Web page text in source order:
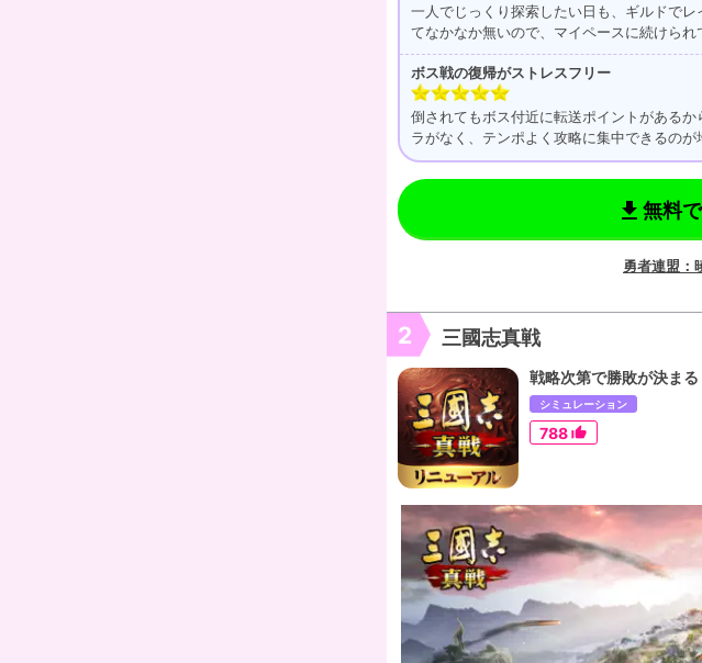
一人でじっくり探索したい日も、ギルドで
てなかなか無いので、マイペースに続けられ
ボス戦の復帰がストレスフリー
倒されてもボス付近に転送ポイントがある
ラがなく、テンポよく攻略に集中できるのが
get_app 無料
勇者連盟：
2 三國志真戦
戦略次第で勝敗が決ま
シミュレーション
788thumb_up_alt